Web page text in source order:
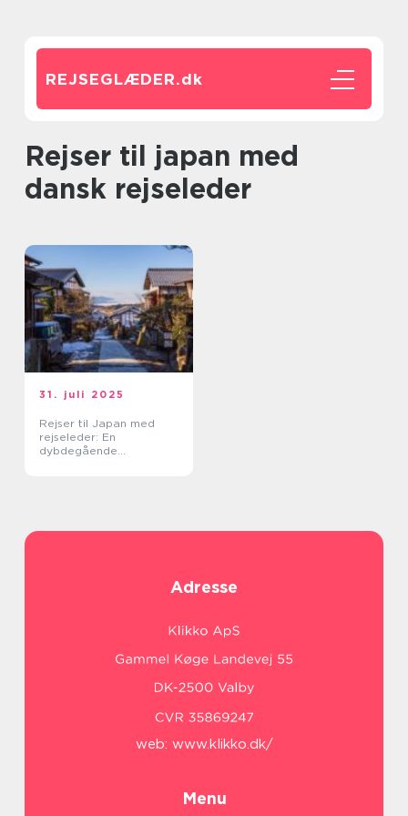
REJSEGLÆDER.dk
rejser til japan med
dansk rejseleder
31. juli 2025
Rejser til Japan med
rejseleder: En
dybdegående
Adresse
web: www.klikko.dk/
Menu